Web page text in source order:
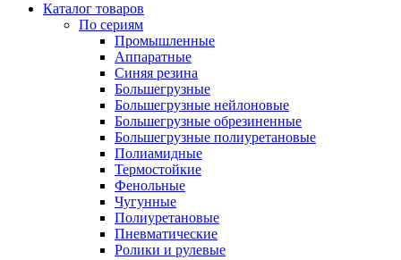
Каталог товаров
По сериям
Промышленные
Аппаратные
Синяя резина
Большегрузные
Большегрузные нейлоновые
Большегрузные обрезиненные
Большегрузные полиуретановые
Полиамидные
Термостойкие
Фенольные
Чугунные
Полиуретановые
Пневматические
Ролики и рулевые